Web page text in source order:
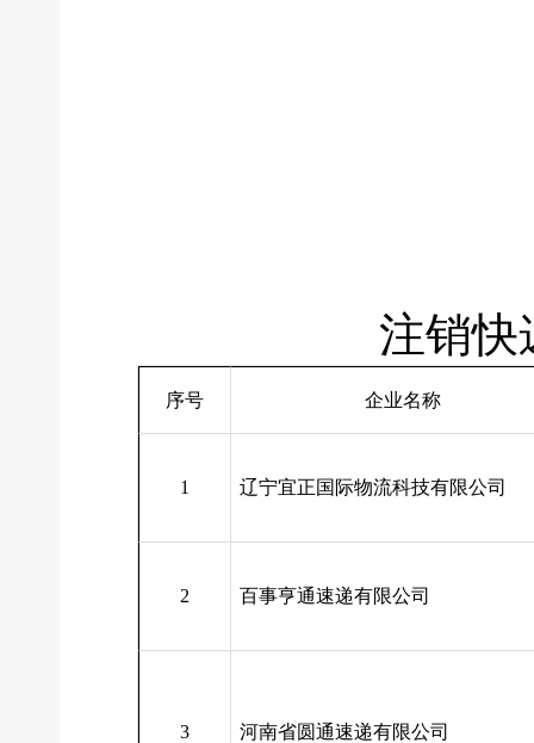
注销快递业
序号 企业名称
1 辽宁宜正国际物流科技有限公司
2 百事亨通速递有限公司
3 河南省圆通速递有限公司